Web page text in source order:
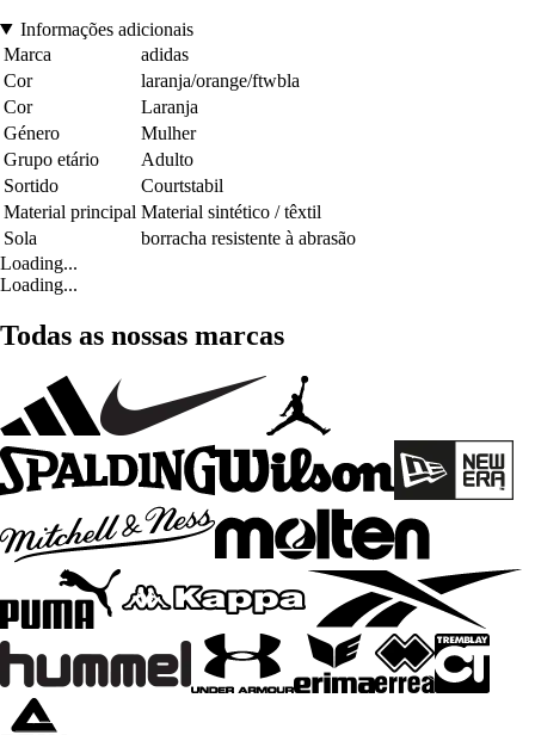
Informações adicionais
Marca
adidas
Cor
laranja/orange/ftwbla
Cor
Laranja
Género
Mulher
Grupo etário
Adulto
Sortido
Courtstabil
Material principal Material sintético / têxtil
Sola
borracha resistente à abrasão
Loading...
Loading...
Todas as nossas marcas